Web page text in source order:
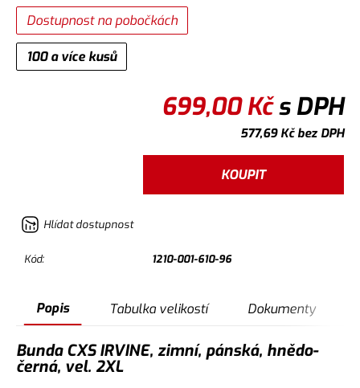
100 a více kusů
Dostupnost na pobočkách
699,00Kčs DPH
577,69Kčbez DPH
KOUPIT
Hlídat dostupnost
Kód: 1210-001-610-96
Popis Tabulka velikostí Dokumenty
Bunda CXS IRVINE, zimní, pánská, hnědo-
černá, vel. 2XL